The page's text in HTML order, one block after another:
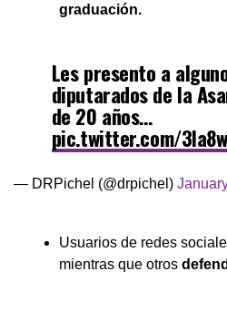
graduación.
Les presento a
diputarados de la
de 20 años…
pic.twitter.com/
— DRPichel (@drpichel)
Usuarios de redes
mientras que otros